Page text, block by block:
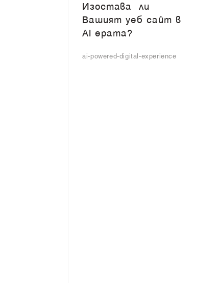
Изоставa ли
Вашият уеб сайт в
AI ерата?
ai-powered-digital-experience